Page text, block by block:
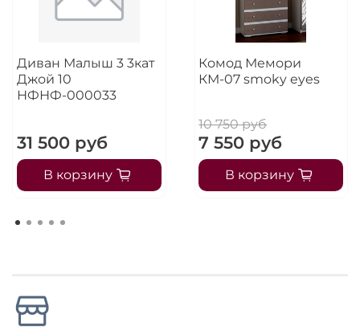
Диван Малыш 3 3кат
Джой 10
НФНФ-000033
31 500 руб
В корзину
Комод Мемори
КМ-07 smoky eyes
10 750 руб
7 550 руб
В корзину